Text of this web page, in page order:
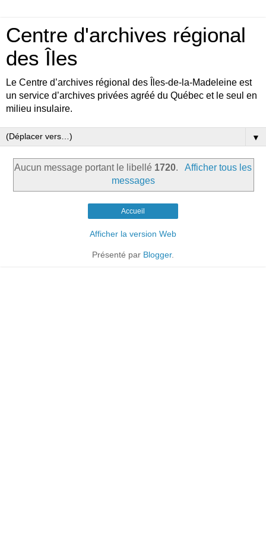
Centre d'archives régional
des Îles
Le Centre d’archives régional des Îles-de-la-Madeleine est
un service d’archives privées agréé du Québec et le seul en
milieu insulaire.
▼
Aucun message portant le libellé 1720.
Afficher tous les
messages
Accueil
Afficher la version Web
Présenté par Blogger.